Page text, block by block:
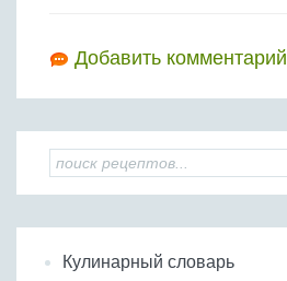
Добавить комментарий
Кулинарный словарь